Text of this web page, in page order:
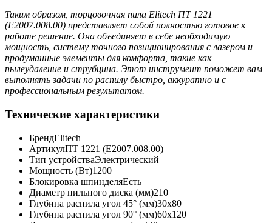
Таким образом, торцовочная пила Elitech ПТ 1221
(E2007.008.00) представляет собой полностью готовое к
работе решение. Она объединяет в себе необходимую
мощность, систему точного позиционирования с лазером и
продуманные элементы для комфорта, такие как
пылеудаление и струбцина. Этот инструмент поможет вам
выполнять задачи по распилу быстро, аккуратно и с
профессиональным результатом.
Технические характеристики
БрендElitech
АртикулПТ 1221 (E2007.008.00)
Тип устройстваЭлектрический
Мощность (Вт)1200
Блокировка шпинделяЕсть
Диаметр пильного диска (мм)210
Глубина распила угол 45° (мм)30х80
Глубина распила угол 90° (мм)60х120